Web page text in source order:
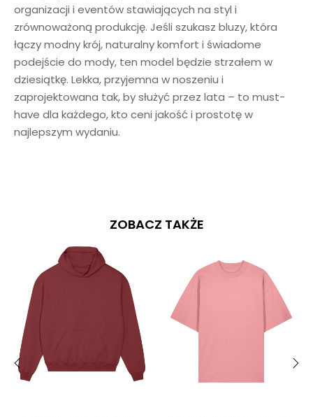
organizacji i eventów stawiających na styl i
zrównoważoną produkcję. Jeśli szukasz bluzy, która
łączy modny krój, naturalny komfort i świadome
podejście do mody, ten model będzie strzałem w
dziesiątkę. Lekka, przyjemna w noszeniu i
zaprojektowana tak, by służyć przez lata – to must-
have dla każdego, kto ceni jakość i prostotę w
najlepszym wydaniu.
ZOBACZ TAKŻE